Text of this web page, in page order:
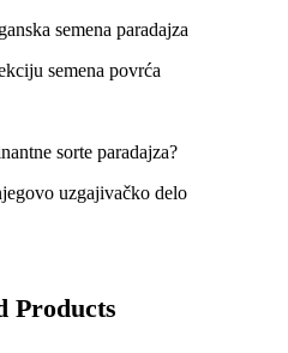
semena paradajza
semena povrća
sorte paradajza?
uzgajivačko delo
Products